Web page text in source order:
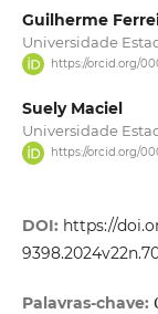
Guilherme
Universidade
https://orcid.org/
Suely Maciel
Universidade
https://orcid.org/
DOI: https://
Palavras-chave: